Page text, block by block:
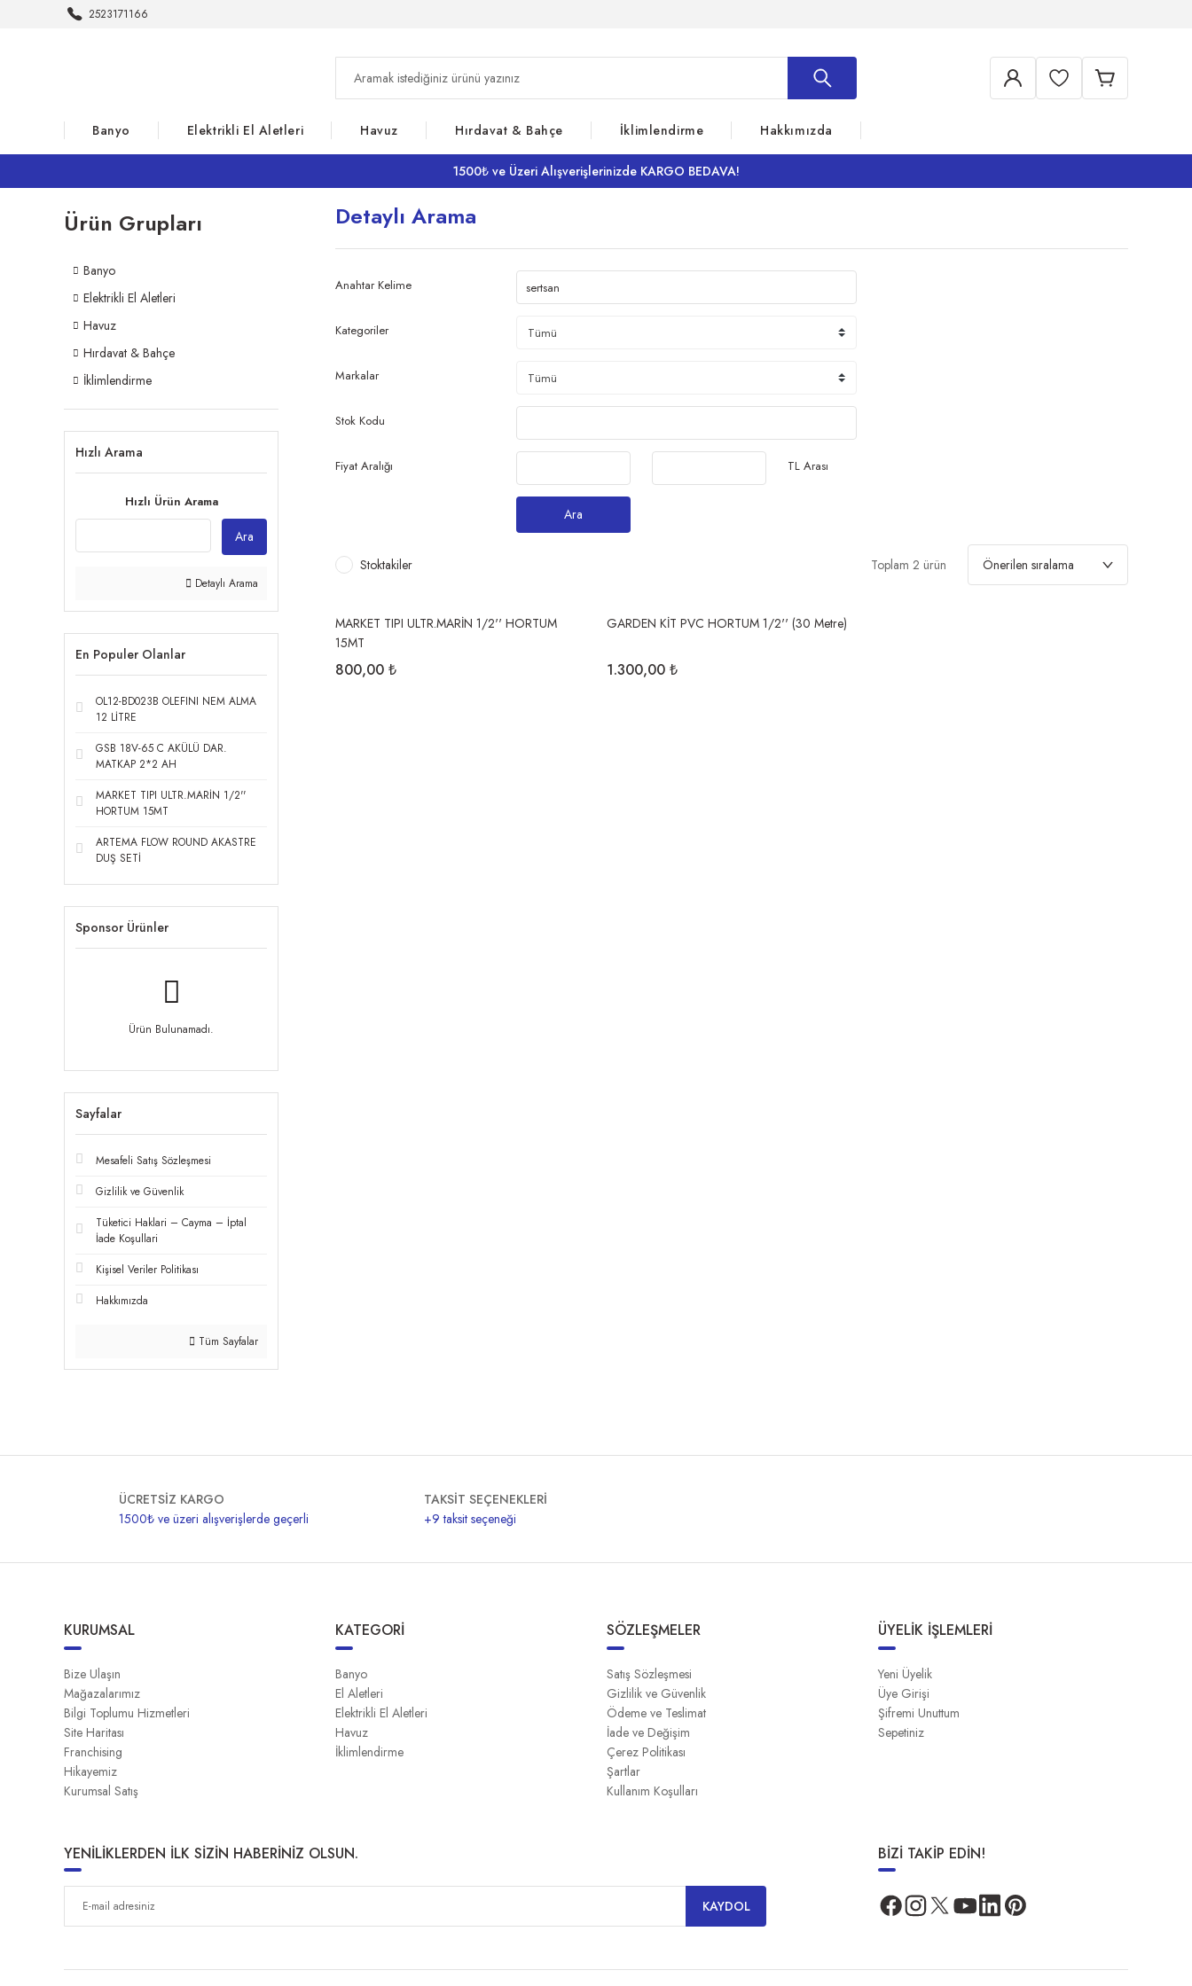
2523171166
Banyo Elektrikli El Aletleri Havuz Hırdavat & Bahçe İklimlendirme Hakkımızda
1500₺ ve Üzeri Alışverişlerinizde KARGO BEDAVA!
Ürün Grupları
Banyo
Elektrikli El Aletleri
Havuz
Hırdavat & Bahçe
İklimlendirme
Hızlı Arama
Hızlı Ürün Arama
Ara
Detaylı Arama
En Populer Olanlar
OL12-BD023B OLEFINI NEM ALMA
12 LİTRE
GSB 18V-65 C AKÜLÜ DAR.
MATKAP 2*2 AH
MARKET TIPI ULTR.MARİN 1/2''
HORTUM 15MT
ARTEMA FLOW ROUND AKASTRE
DUŞ SETİ
Sponsor Ürünler
Ürün Bulunamadı.
Sayfalar
Mesafeli Satış Sözleşmesi
Gizlilik ve Güvenlik
Tüketici Haklari – Cayma – İptal
İade Koşullari
Kişisel Veriler Politikası
Hakkımızda
Tüm Sayfalar
Detaylı Arama
Anahtar Kelime
Kategoriler
Markalar
Stok Kodu
Fiyat Aralığı TL Arası
Ara
Stoktakiler Toplam 2 ürün
MARKET TIPI ULTR.MARİN 1/2'' HORTUM
15MT
800,00 ₺
GARDEN KİT PVC HORTUM 1/2'' (30 Metre)
1.300,00 ₺
ÜCRETSİZ KARGO
1500₺ ve üzeri alışverişlerde geçerli
TAKSİT SEÇENEKLERİ
+9 taksit seçeneği
KURUMSAL
Bize Ulaşın
Mağazalarımız
Bilgi Toplumu Hizmetleri
Site Haritası
Franchising
Hikayemiz
Kurumsal Satış
KATEGORİ
Banyo
El Aletleri
Elektrikli El Aletleri
Havuz
İklimlendirme
SÖZLEŞMELER
Satış Sözleşmesi
Gizlilik ve Güvenlik
Ödeme ve Teslimat
İade ve Değişim
Çerez Politikası
Şartlar
Kullanım Koşulları
ÜYELİK İŞLEMLERİ
Yeni Üyelik
Üye Girişi
Şifremi Unuttum
Sepetiniz
YENİLİKLERDEN İLK SİZİN HABERİNİZ OLSUN.
KAYDOL
BİZİ TAKİP EDİN!